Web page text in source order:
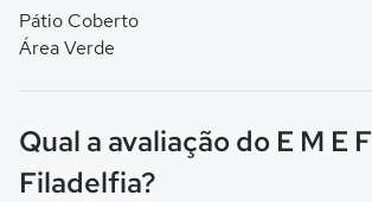
Pátio Coberto
Área Verde
Qual a avaliação do E M E F
Filadelfia?